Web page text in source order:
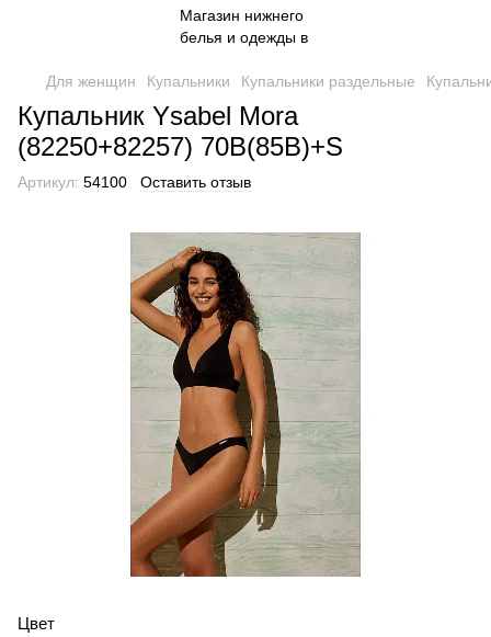
Для женщин Купальники Купальники раздельные
Купальник Ysabel Mora
(82250+82257) 70B(85B)+S
Артикул: 54100 Оставить отзыв
Цвет